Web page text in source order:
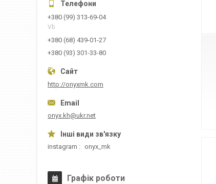
Т 82
+380 (99) 313-69-04
Vb
+380 (68) 439-01-27
+380 (93) 301-33-80
http://onyxmk.com
onyx.kh@ukr.net
instagram onyx_mk
Графік роботи